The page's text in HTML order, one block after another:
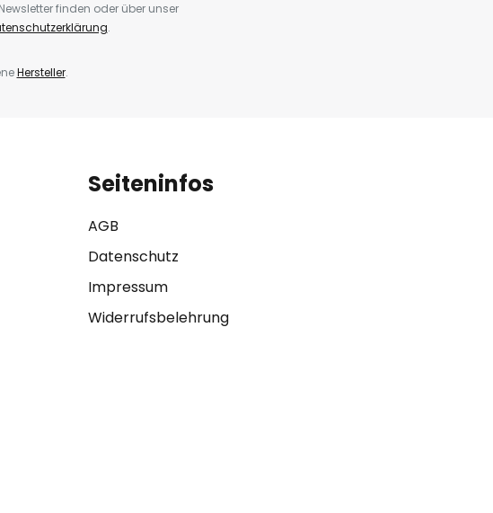
finden oder über unser
.
Hersteller.
Seiteninfos
AGB
Datenschutz
Impressum
Widerrufsbelehrung